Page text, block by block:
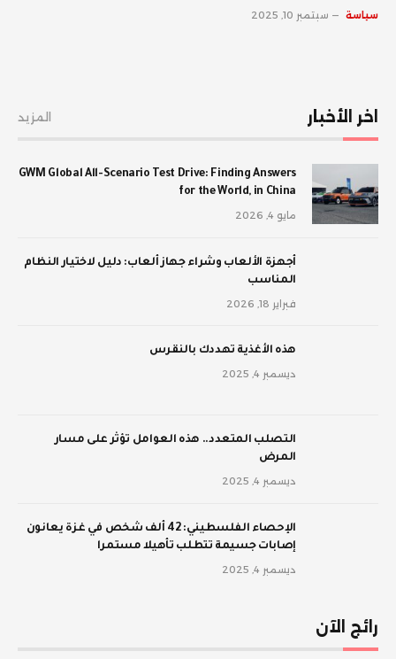
سياسة سبتمبر 10, 2025
اخر الأخبار المزيد
GWM Global All-Scenario Test Drive: Finding Answers
for the World, in China
مايو 4, 2026
أجهزة الألعاب وشراء جهاز ألعاب: دليل لاختيار النظام
المناسب
فبراير 18, 2026
‫هذه الأغذية تهددك بالنقرس
ديسمبر 4, 2025
‫التصلب المتعدد.. هذه العوامل تؤثر على مسار
المرض
ديسمبر 4, 2025
الإحصاء الفلسطيني: 42 ألف شخص في غزة يعانون
إصابات جسيمة تتطلب تأهيلا مستمرا
ديسمبر 4, 2025
رائج الآن